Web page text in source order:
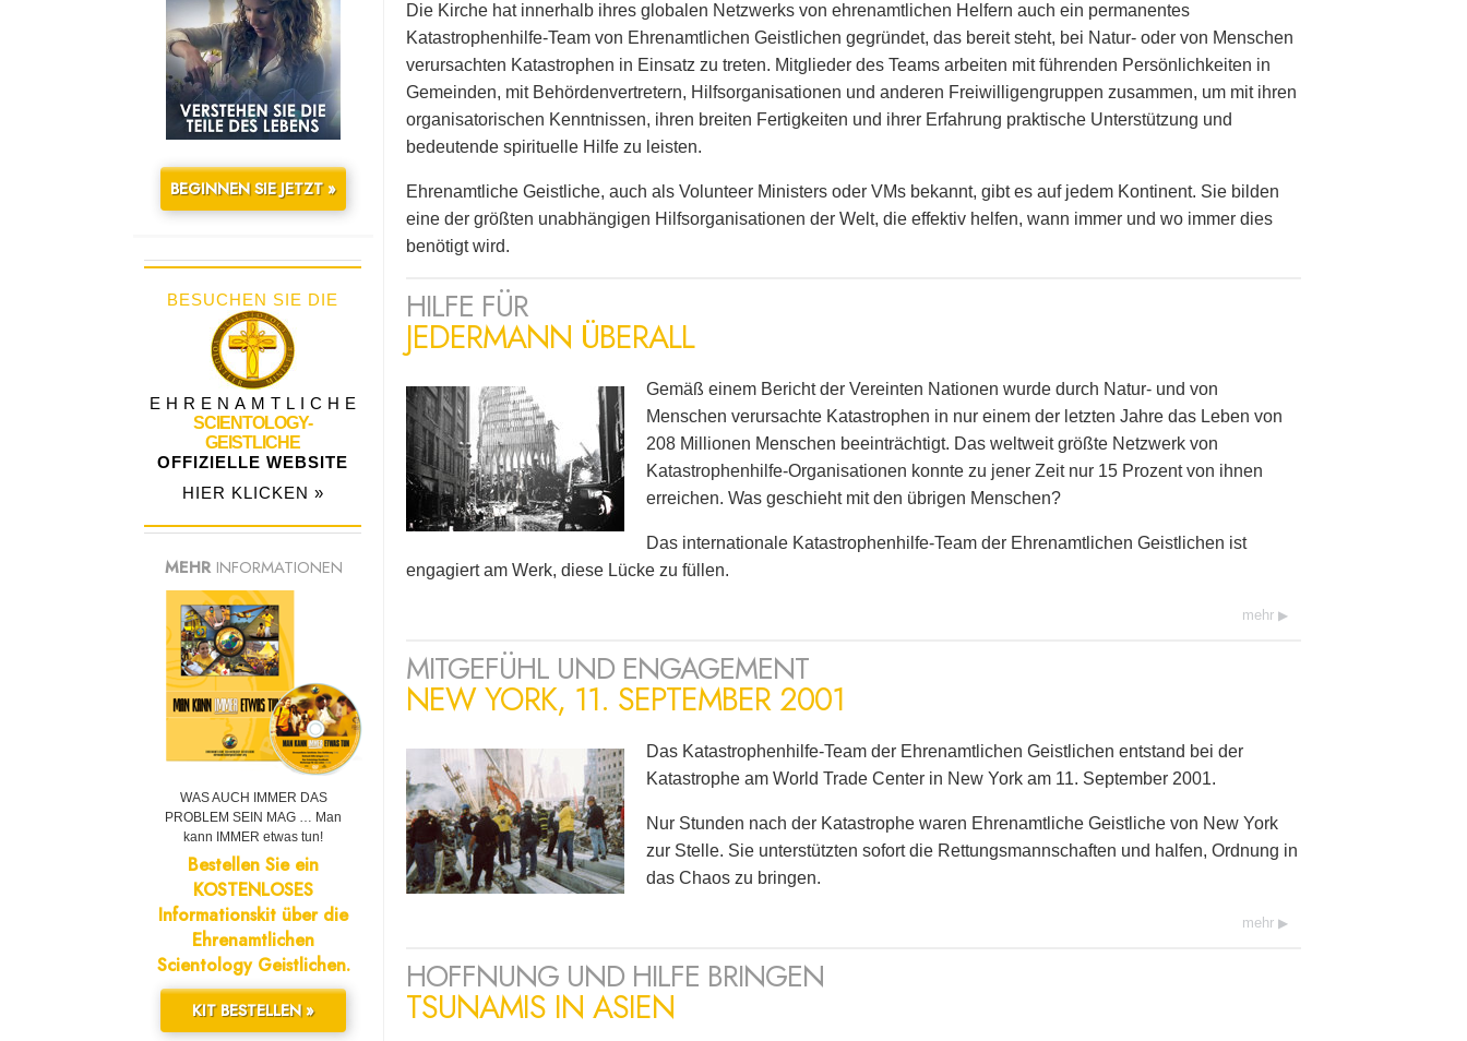
Die Kirche hat innerhalb ihres globalen Netzwerks von ehrenamtlichen Helfern auch ein permanentes
Katastrophenhilfe-Team von Ehrenamtlichen Geistlichen gegründet, das bereit steht, bei Natur- oder von Menschen
verursachten Katastrophen in Einsatz zu treten. Mitglieder des Teams arbeiten mit führenden Persönlichkeiten in
Gemeinden, mit Behördenvertretern, Hilfsorganisationen und anderen Freiwilligengruppen zusammen, um mit ihren
organisatorischen Kenntnissen, ihren breiten Fertigkeiten und ihrer Erfahrung praktische Unterstützung und
bedeutende spirituelle Hilfe zu leisten.
Ehrenamtliche Geistliche, auch als Volunteer Ministers oder VMs bekannt, gibt es auf jedem Kontinent. Sie bilden
eine der größten unabhängigen Hilfsorganisationen der Welt, die effektiv helfen, wann immer und wo immer dies
benötigt wird.
HILFE FÜR
JEDERMANN ÜBERALL
Gemäß einem Bericht der Vereinten Nationen wurde durch Natur- und von
Menschen verursachte Katastrophen in nur einem der letzten Jahre das Leben von
208 Millionen Menschen beeinträchtigt. Das weltweit größte Netzwerk von
Katastrophenhilfe-Organisationen konnte zu jener Zeit nur 15 Prozent von ihnen
erreichen. Was geschieht mit den übrigen Menschen?
Das internationale Katastrophenhilfe-Team der Ehrenamtlichen Geistlichen ist
engagiert am Werk, diese Lücke zu füllen.
mehr
MITGEFÜHL UND ENGAGEMENT
NEW YORK, 11. SEPTEMBER 2001
Das Katastrophenhilfe-Team der Ehrenamtlichen Geistlichen entstand bei der
Katastrophe am World Trade Center in New York am 11. September 2001.
Nur Stunden nach der Katastrophe waren Ehrenamtliche Geistliche von New York
zur Stelle. Sie unterstützten sofort die Rettungsmannschaften und halfen, Ordnung in
das Chaos zu bringen.
mehr
HOFFNUNG UND HILFE BRINGEN
TSUNAMIS IN ASIEN
BEGINNEN SIE JETZT »
BESUCHEN SIE DIE
EHRENAMTLICHE
SCIENTOLOGY-
GEISTLICHE
OFFIZIELLE WEBSITE
HIER KLICKEN »
MEHR INFORMATIONEN
WAS AUCH IMMER DAS
PROBLEM SEIN MAG … Man
kann IMMER etwas tun!
Bestellen Sie ein
KOSTENLOSES
Informationskit über die
Ehrenamtlichen
Scientology Geistlichen.
KIT BESTELLEN »